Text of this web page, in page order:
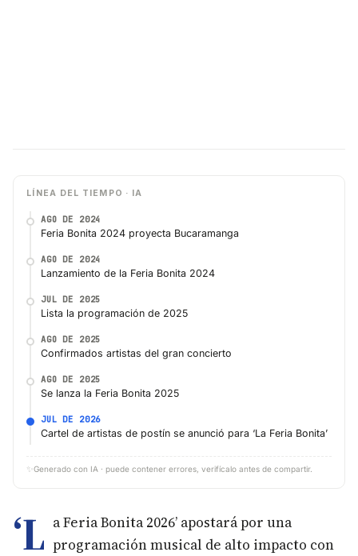
LÍNEA DEL TIEMPO · IA
AGO DE 2024
Feria Bonita 2024 proyecta Bucaramanga
AGO DE 2024
Lanzamiento de la Feria Bonita 2024
JUL DE 2025
Lista la programación de 2025
AGO DE 2025
Confirmados artistas del gran concierto
AGO DE 2025
Se lanza la Feria Bonita 2025
JUL DE 2026
Cartel de artistas de postín se anunció para ‘La Feria Bonita’
✨ Generado con IA · puede contener errores, verifícalo antes de compartir.
‘L a Feria Bonita 2026’ apostará por una
programación musical de alto impacto con